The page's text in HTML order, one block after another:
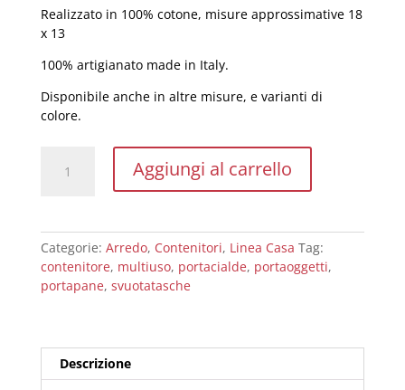
Realizzato in 100% cotone, misure approssimative 18
x 13
100% artigianato made in Italy.
Disponibile anche in altre misure, e varianti di
colore.
"Naturaleaves"
quantità
Aggiungi al carrello
Categorie: Arredo, Contenitori, Linea Casa Tag:
contenitore, multiuso, portacialde, portaoggetti,
portapane, svuotatasche
Descrizione